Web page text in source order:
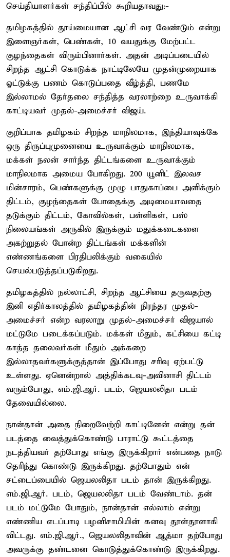
செய்தியாளர்கள் சந்திப்பில் கூறியதாவது:-
தமிழகத்தில் தூய்மையான ஆட்சி வர வேண்டும் என்று
இளைஞர்கள், பெண்கள், 10 வயதுக்கு மேற்பட்ட
குழந்தைகள் விரும்பினார்கள். அதன் அடிப்படையில்
சிறந்த ஆட்சி கொடுக்க நாட்டிலேயே முதன்முறையாக
ஓட்டுக்கு பணம் கொடுப்பதை வீழ்த்தி, பணமே
இல்லாமல் தேர்தலை சந்தித்த வரலாற்றை உருவாக்கி
காட்டியவர் முதல்-அமைச்சர் விஜய்.
குறிப்பாக தமிழகம் சிறந்த மாநிலமாக, இந்தியாவுக்கே
ஒரு திருப்புமுனையை உருவாக்கும் மாநிலமாக,
மக்கள் நலன் சார்ந்த திட்டங்களை உருவாக்கும்
மாநிலமாக அமைய போகிறது. 200 யூனிட் இலவச
மின்சாரம், பெண்களுக்கு முழு பாதுகாப்பை அளிக்கும்
திட்டம், குழந்தைகள் போதைக்கு அடிமையாவதை
தடுக்கும் திட்டம், கோவில்கள், பள்ளிகள், பஸ்
நிலையங்கள் அருகில் இருக்கும் மதுக்கடைகளை
அகற்றுதல் போன்ற திட்டங்கள் மக்களின்
எண்ணங்களை பிரதிபலிக்கும் வகையில்
செயல்படுத்தப்படுகிறது.
தமிழகத்தில் நல்லாட்சி, சிறந்த ஆட்சியை தருவதற்கு
இனி எதிர்காலத்தில் தமிழகத்தின் நிரந்தர முதல்-
அமைச்சர் என்ற வரலாறு முதல்-அமைச்சர் விஜயால்
மட்டுமே படைக்கப்படும். மக்கள் மீதும், கட்சியை கட்டி
காத்த தலைவர்கள் மீதும் அக்கறை
இல்லாதவர்களுக்குத்தான் இப்போது சரிவு ஏற்பட்டு
உள்ளது. ஏனென்றால் அத்திக்கடவு-அவினாசி திட்டம்
வரும்போது, எம்.ஜி.ஆர். படம், ஜெயலலிதா படம்
தேவையில்லை.
நான்தான் அதை நிறைவேற்றி காட்டினேன் என்று தன்
படத்தை வைத்துக்கொண்டு பாராட்டு கூட்டத்தை
நடத்தியவர் தற்போது எங்கு இருக்கிறார் என்பதை நாடு
தெரிந்து கொண்டு இருக்கிறது. தற்போதும் என்
சட்டைப்பையில் ஜெயலலிதா படம் தான் இருக்கிறது.
எம்.ஜி.ஆர். படம், ஜெயலலிதா படம் வேண்டாம். தன்
படம் மட்டுமே போதும், நான்தான் எல்லாம் என்று
எண்ணிய எடப்பாடி பழனிசாமியின் கனவு தூள்தூளாகி
விட்டது. எம்.ஜி.ஆர்., ஜெயலலிதாவின் ஆத்மா தற்போது
அவருக்கு தண்டனை கொடுத்துக்கொண்டு இருக்கிறது.